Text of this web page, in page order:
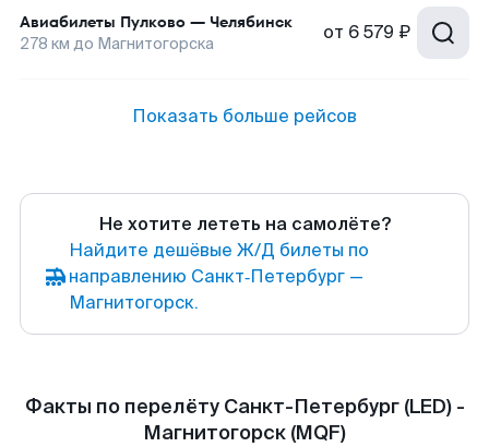
Авиабилеты Пулково — Челябинск
278 км до Магнитогорска от 6 579 ₽
Показать больше рейсов
Не хотите лететь на самолёте?
Найдите дешёвые Ж/Д билеты по
направлению Санкт‑Петербург —
Магнитогорск.
Факты по перелёту Санкт-Петербург (LED) -
Магнитогорск (MQF)